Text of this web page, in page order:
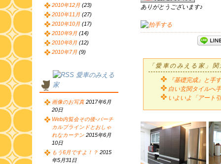
ありがとうございます♪
「愛車のみえる家」
『基礎完成』と手
白い玄関タイルへ
いよいよ「アート
2010年12月 (23)
2010年11月 (27)
2010年10月 (17)
2010年9月 (14)
2010年8月 (12)
2010年7月 (9)
愛車のみえる
家
画像のお写真 2017年6月
20日
Web内覧会その後-バーチ
カルブラインドとおしゃ
れなカーテン 2015年6月
10日
もう6月ですよ！？ 2015
年5月31日